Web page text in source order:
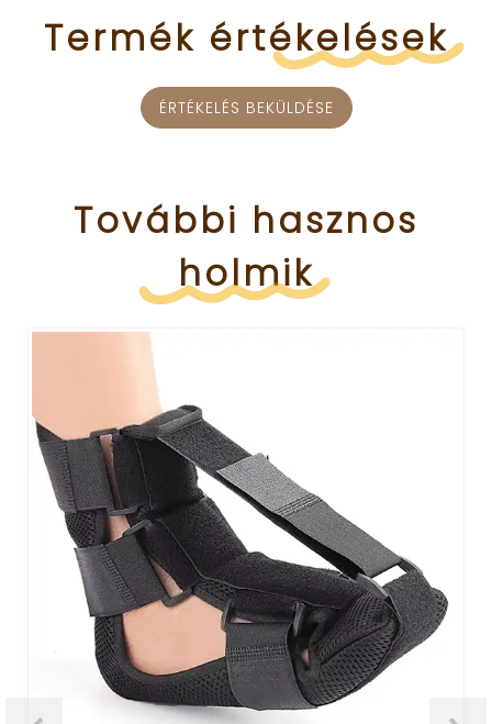
Termék értékelések
ÉRTÉKELÉS BEKÜLDÉSE
További hasznos
holmik